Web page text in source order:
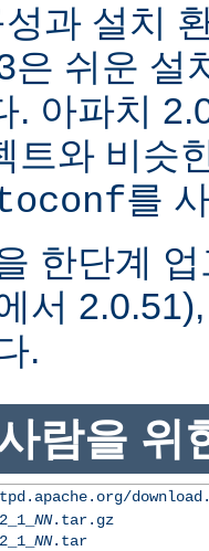
과 설치
은 쉬운 설
. 아파치
트와 비슷
를
한단계
서
.
람을 위
NN.tar.gz
NN.tar